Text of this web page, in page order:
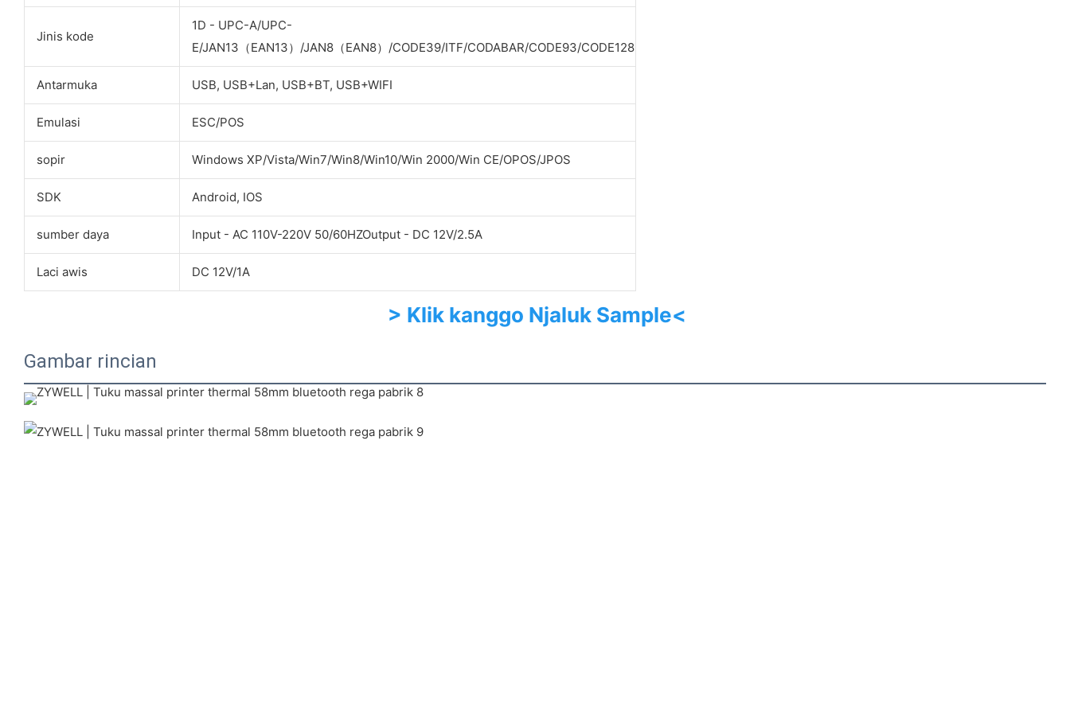
Jinis kode
1D - UPC-A/UPC-
E/JAN13（EAN13）/JAN8（EAN8）/CODE39/ITF/CODABAR/CODE93/CODE128
Antarmuka USB, USB+Lan, USB+BT, USB+WIFI
Emulasi ESC/POS
sopir Windows XP/Vista/Win7/Win8/Win10/Win 2000/Win CE/OPOS/JPOS
SDK Android, IOS
sumber daya Input - AC 110V-220V 50/60HZOutput - DC 12V/2.5A
Laci awis DC 12V/1A
> Klik kanggo Njaluk Sample<
Gambar rincian